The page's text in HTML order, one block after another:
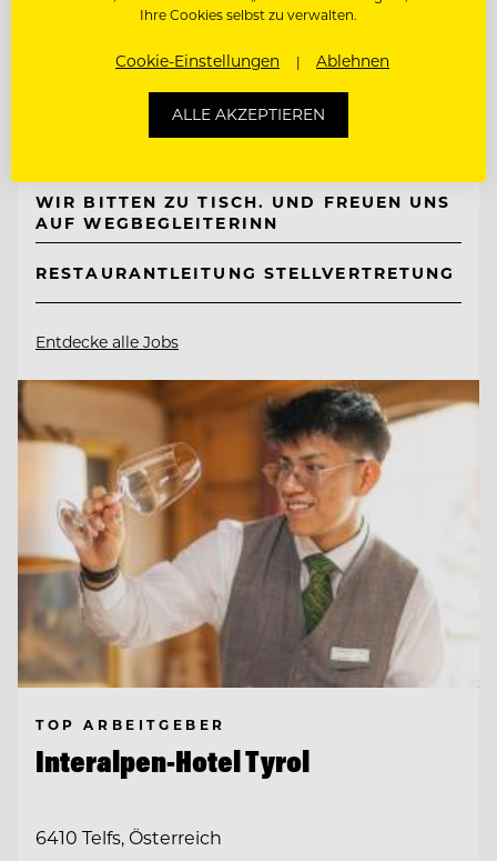
Naturhotel Bauernhofer
8172 Heilbrunn, Österreich
WIR BITTEN ZU TISCH. UND FREUEN UNS
AUF WEGBEGLEITERINN
RESTAURANTLEITUNG STELLVERTRETUNG
Entdecke alle Jobs
TOP ARBEITGEBER
Interalpen-Hotel Tyrol
6410 Telfs, Österreich
Ihre Cookies selbst zu verwalten.
Cookie-Einstellungen Ablehnen
ALLE AKZEPTIEREN